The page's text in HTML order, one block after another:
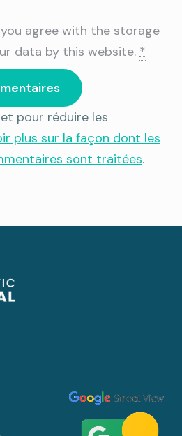
agree with the storage
data by this website. *
pour réduire les
plus sur la façon dont les
sont traitées.